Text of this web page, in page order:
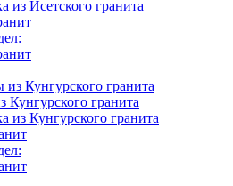
из Исетского гранита
Кунгурского гранита
Кунгурского гранита
из Кунгурского гранита